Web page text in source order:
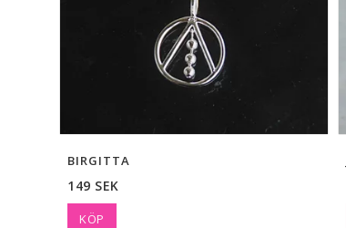
BIRGITTA
149 SEK
KÖP